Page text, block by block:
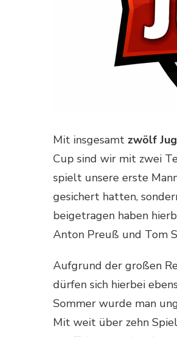
Mit insgesamt zwölf
Cup sind wir mit zwei
spielt unsere erste
gesichert hatten,
beigetragen haben
Anton Preuß und Tom
Aufgrund der großen
dürfen sich hierbei
Sommer wurde man
Mit weit über zehn